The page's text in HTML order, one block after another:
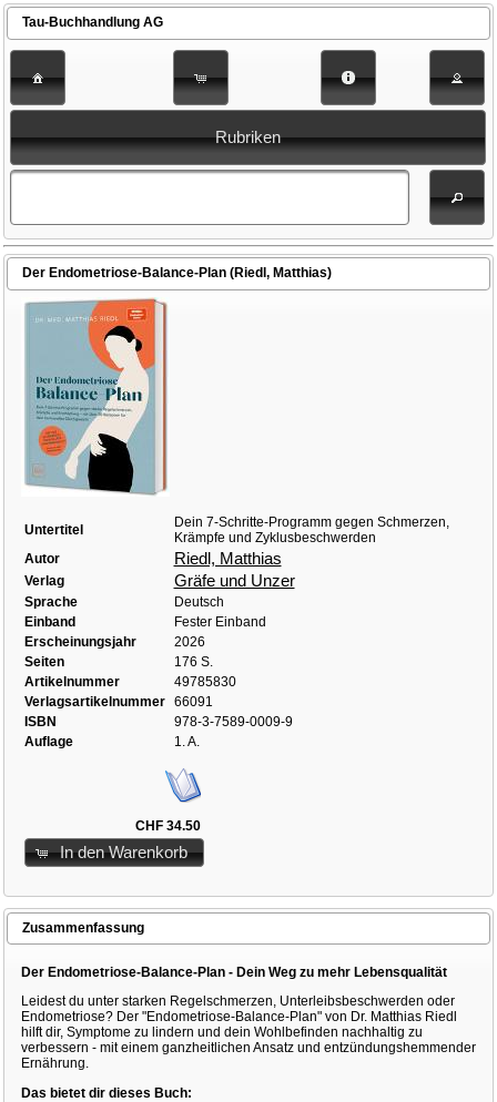
Tau-Buchhandlung AG
Rubriken
Der Endometriose-Balance-Plan (Riedl, Matthias)
Untertitel
Dein 7-Schritte-Programm gegen Schmerzen,
Krämpfe und Zyklusbeschwerden
Autor
Riedl, Matthias
Verlag Gräfe und Unzer
Sprache
Deutsch
Einband
Fester Einband
Erscheinungsjahr
2026
Seiten
176 S.
Artikelnummer
49785830
Verlagsartikelnummer
66091
ISBN
978-3-7589-0009-9
Auflage
1. A.
CHF 34.50
In den Warenkorb
Zusammenfassung
Der Endometriose-Balance-Plan - Dein Weg zu mehr Lebensqualität
Leidest du unter starken Regelschmerzen, Unterleibsbeschwerden oder
Endometriose? Der "Endometriose-Balance-Plan" von Dr. Matthias Riedl
hilft dir, Symptome zu lindern und dein Wohlbefinden nachhaltig zu
verbessern - mit einem ganzheitlichen Ansatz und entzündungshemmender
Ernährung.
Das bietet dir dieses Buch: